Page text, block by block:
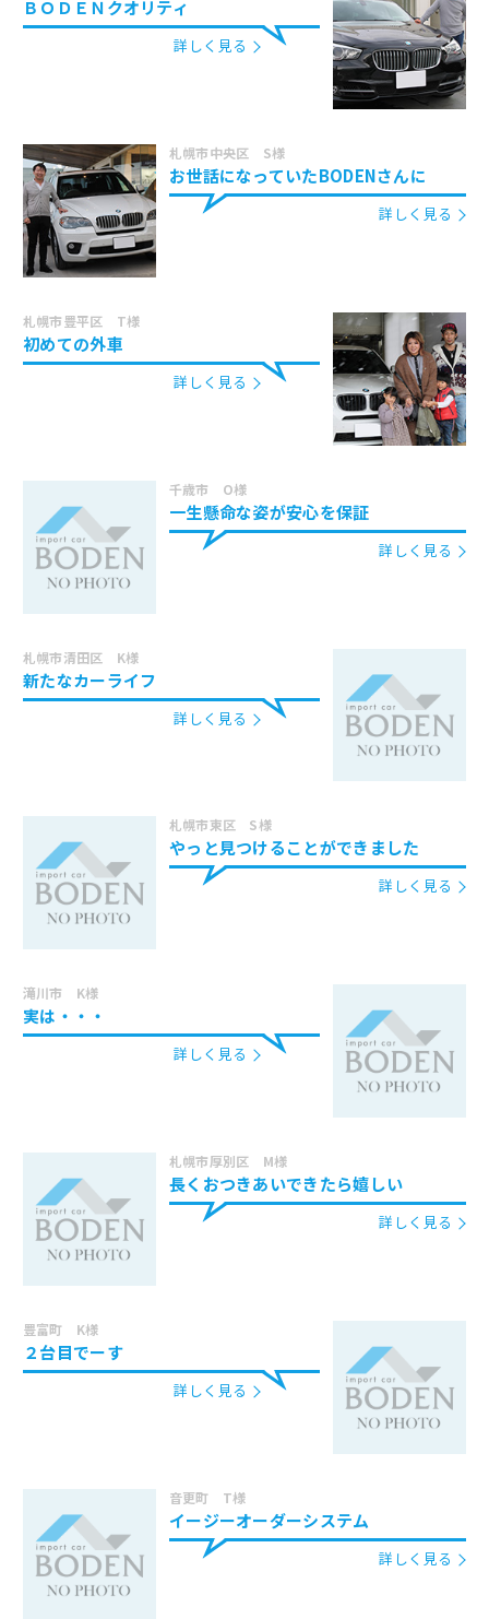
ＢＯＤＥＮクオリティ
詳しく見る
札幌市中央区 S様
お世話になっていたBODENさんに
詳しく見る
札幌市豊平区 T様
初めての外車
詳しく見る
千歳市 O様
一生懸命な姿が安心を保証
詳しく見る
札幌市清田区 K様
新たなカーライフ
詳しく見る
札幌市東区 S様
やっと見つけることができました
詳しく見る
滝川市 K様
実は・・・
詳しく見る
札幌市厚別区 M様
長くおつきあいできたら嬉しい
詳しく見る
豊富町 K様
２台目でーす
詳しく見る
音更町 T様
イージーオーダーシステム
詳しく見る